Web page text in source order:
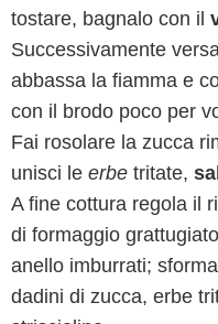
tostare, bagnalo con il
Successivamente
abbassa la fiamma e
con il brodo poco per
Fai rosolare la zucca
unisci le erbe tritate,
A fine cottura regola il
di formaggio
anello imburrati;
dadini di zucca, erbe